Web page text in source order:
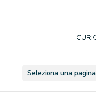
Seleziona una pagina